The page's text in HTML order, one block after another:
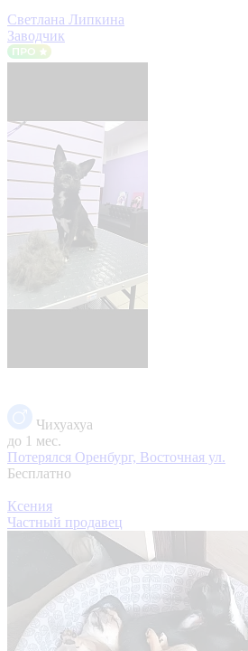
Светлана Липкина
Заводчик
Чихуахуа
до 1 мес.
Потерялся Оренбург, Восточная ул.
Бесплатно
Ксения
Частный продавец